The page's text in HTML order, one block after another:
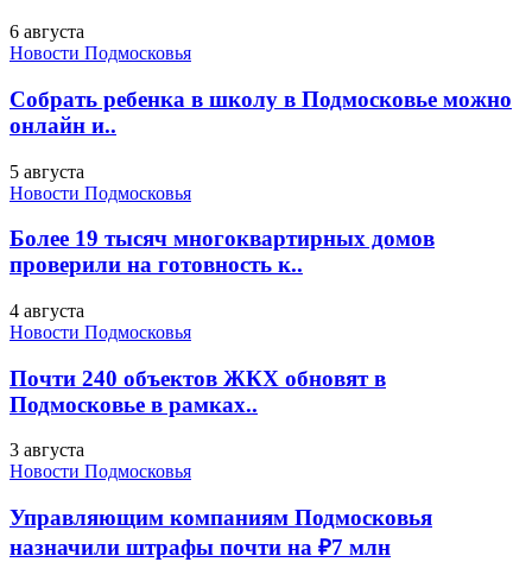
6 августа
Новости Подмосковья
Собрать ребенка в школу в Подмосковье можно
онлайн и..
5 августа
Новости Подмосковья
Более 19 тысяч многоквартирных домов
проверили на готовность к..
4 августа
Новости Подмосковья
Почти 240 объектов ЖКХ обновят в
Подмосковье в рамках..
3 августа
Новости Подмосковья
Управляющим компаниям Подмосковья
назначили штрафы почти на ₽7 млн